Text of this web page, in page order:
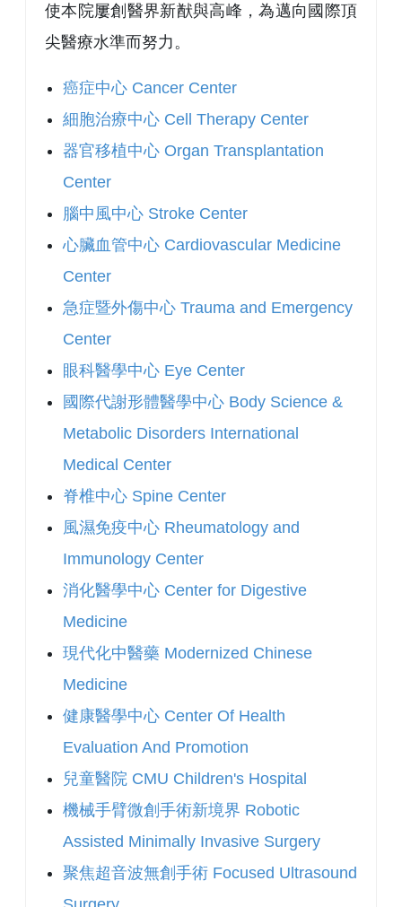
使本院屢創醫界新猷與高峰，為邁向國際頂
尖醫療水準而努力。
癌症中心 Cancer Center
細胞治療中心 Cell Therapy Center
器官移植中心 Organ Transplantation
Center
腦中風中心 Stroke Center
心臟血管中心 Cardiovascular Medicine
Center
急症暨外傷中心 Trauma and Emergency
Center
眼科醫學中心 Eye Center
國際代謝形體醫學中心 Body Science &
Metabolic Disorders International
Medical Center
脊椎中心 Spine Center
風濕免疫中心 Rheumatology and
Immunology Center
消化醫學中心 Center for Digestive
Medicine
現代化中醫藥 Modernized Chinese
Medicine
健康醫學中心 Center Of Health
Evaluation And Promotion
兒童醫院 CMU Children's Hospital
機械手臂微創手術新境界 Robotic
Assisted Minimally Invasive Surgery
聚焦超音波無創手術 Focused Ultrasound